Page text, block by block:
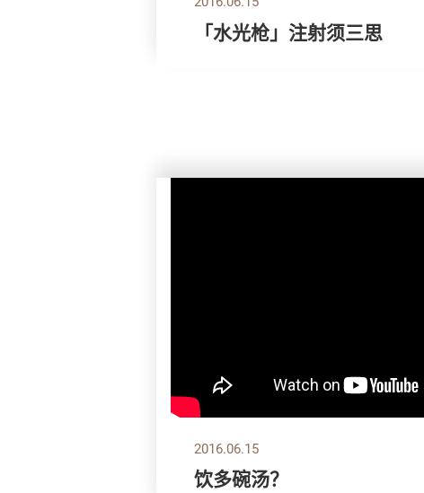
「水光枪」注射须三思
2016.06.15
饮多碗汤？